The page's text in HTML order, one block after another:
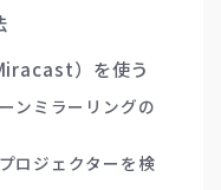
）を使う
ンミラーリングの
ロジェクターを検